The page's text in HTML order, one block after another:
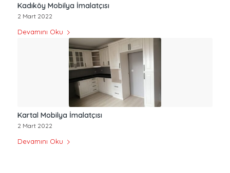
Kadıköy Mobilya İmalatçısı
2 Mart 2022
Devamını Oku
Kartal Mobilya İmalatçısı
2 Mart 2022
Devamını Oku